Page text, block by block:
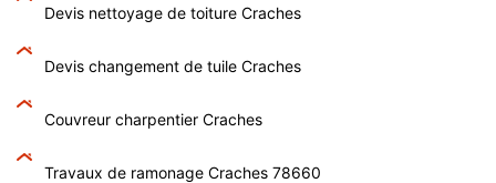
Devis nettoyage de toiture Craches
Devis changement de tuile Craches
Couvreur charpentier Craches
Travaux de ramonage Craches 78660